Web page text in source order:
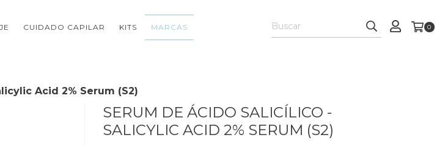
CUIDADO CAPILAR KITS MARCAS 0
Acid 2% Serum (S2)
SERUM DE ÁCIDO SALICÍLICO -
SALICYLIC ACID 2% SERUM (S2)